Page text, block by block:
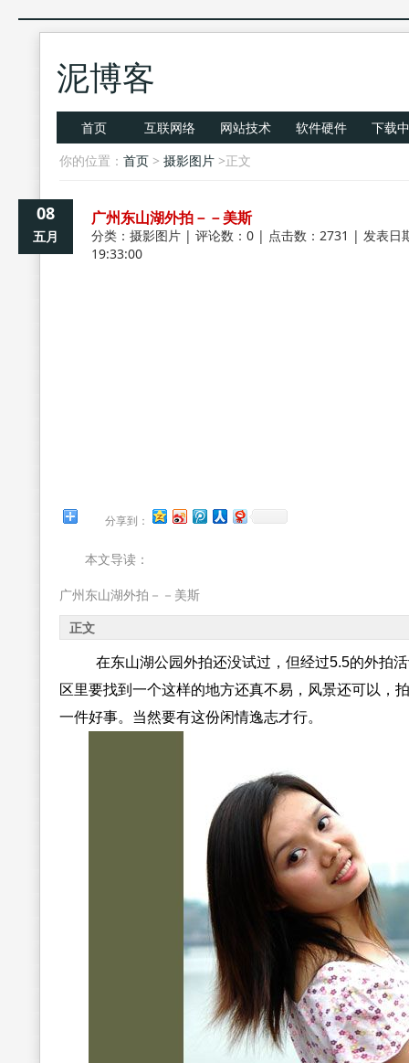
泥博客
首页 互联网络 网站技术 软件硬件
下载
你的位置： 首页 > 摄影图片 >正文
08
五月
广州东山湖外拍－－美斯
分类： 摄影图片 | 评论数：0 | 点击数：2731 | 发表日
19:33:00
分享到：
本文导读：
广州东山湖外拍－－美斯
正文
在东山湖公园外拍还没试过，但经过5.5的外拍
区里要找到一个这样的地方还真不易，风景还可以，
一件好事。当然要有这份闲情逸志才行。